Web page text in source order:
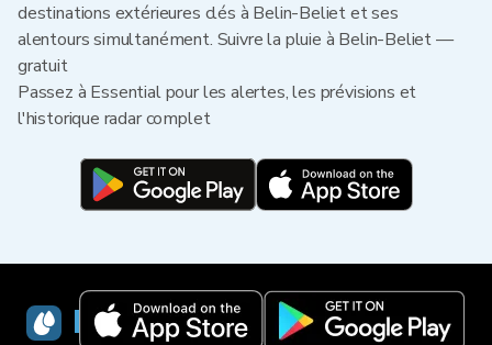
destinations extérieures clés à Belin-Beliet et ses
alentours simultanément. Suivre la pluie à Belin-Beliet —
gratuit
Passez à Essential pour les alertes, les prévisions et
l'historique radar complet
RainViewer